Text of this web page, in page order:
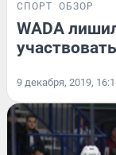
СПОРТ ОБЗОР
WADA
9 декабря, 2019,